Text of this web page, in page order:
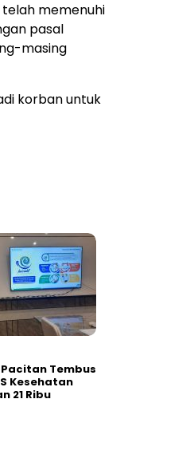
memenuhi
pasal
masing
korban untuk
Tembus
Kesehatan
21 Ribu